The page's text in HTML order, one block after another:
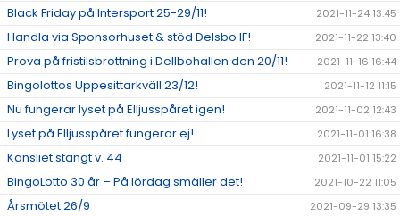
Black Friday på Intersport 25-29/11! 2021-11-24 13:45
Handla via Sponsorhuset & stöd Delsbo IF! 2021-11-22 13:40
Prova på fristilsbrottning i Dellbohallen den 20/11! 2021-11-16 16:44
Bingolottos Uppesittarkväll 23/12! 2021-11-12 11:15
Nu fungerar lyset på Elljusspåret igen! 2021-11-02 12:43
Lyset på Elljusspåret fungerar ej! 2021-11-01 16:38
Kansliet stängt v. 44 2021-11-01 15:22
BingoLotto 30 år – På lördag smäller det! 2021-10-22 11:05
Årsmötet 26/9 2021-09-29 13:35